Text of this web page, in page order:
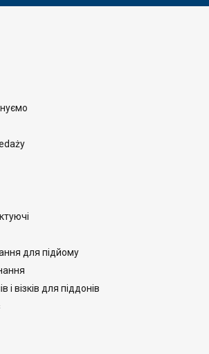
для підйому
і візків для піддонів